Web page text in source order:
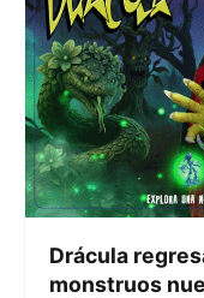
Drácula
monstruos